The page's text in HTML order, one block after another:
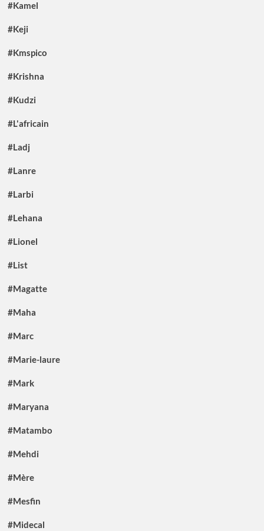
#Kamel
#Keji
#Kmspico
#Krishna
#Kudzi
#L'africain
#Ladj
#Lanre
#Larbi
#Lehana
#Lionel
#List
#Magatte
#Maha
#Marc
#Marie-laure
#Mark
#Maryana
#Matambo
#Mehdi
#Mère
#Mesfin
#Midecal